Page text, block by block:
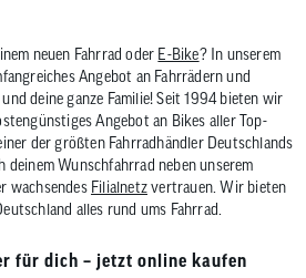
neuen Fahrrad oder E-Bike? In unserem
Angebot an Fahrrädern und
deine ganze Familie! Seit 1994 bieten wir
Angebot an Bikes aller Top-
der größten Fahrradhändler Deutschlands
deinem Wunschfahrrad neben unserem
wachsendes Filialnetzvertrauen. Wir bieten
alles rund ums Fahrrad.
für dich – jetzt online kaufen